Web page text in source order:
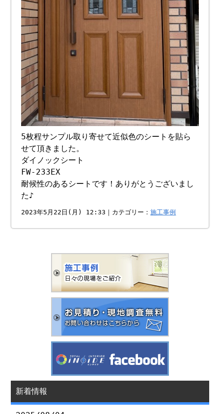
5枚程サンプル取り寄せて近似色のシートを貼ら
せて頂きました。
ダイノックシート
FW-233EX
耐候性のあるシートです！ありがとうございまし
た♪
2023年5月22日(月) 12:33｜カテゴリー：施工事例
新着情報